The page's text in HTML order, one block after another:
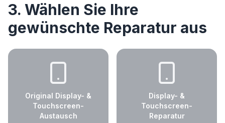
3. Wählen Sie Ihre
gewünschte Reparatur aus
Original Display- &
Touchscreen-
Austausch
Display- &
Touchscreen-
Reparatur